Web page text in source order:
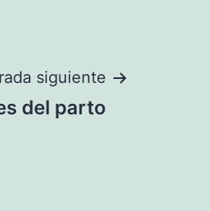
siguiente
del parto